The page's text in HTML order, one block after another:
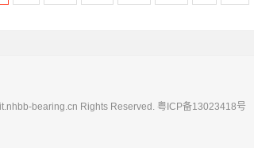
bearing.cn Rights Reserved. 粤ICP备13023418号